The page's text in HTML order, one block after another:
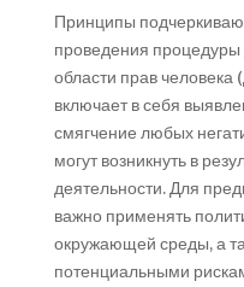
Принципы
проведения
области прав
включает в себя
смягчение любых
могут возникнуть в
деятельности. Для
важно применять
окружающей среды, а
потенциальными